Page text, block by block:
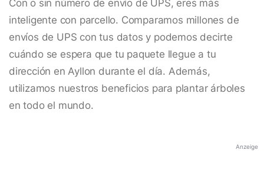
Con o sin número de envío de UPS, eres más
inteligente con parcello. Comparamos millones de
envíos de UPS con tus datos y podemos decirte
cuándo se espera que tu paquete llegue a tu
dirección en Ayllon durante el día. Además,
utilizamos nuestros beneficios para plantar árboles
en todo el mundo.
Anzeige